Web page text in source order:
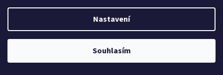
Nastavení
Souhlasím